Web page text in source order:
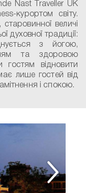
Nast Traveller UK
курортом світу.
величі
духовної традиції:
з йогою,
та здоровою
гостям відновити
лише гостей від
і спокою.